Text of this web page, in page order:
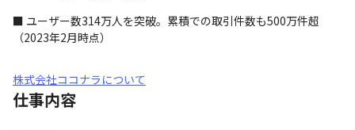
■ ユーザー数314万人を突破。累積での取引件数も500万件超
（2023年2月時点）
株式会社ココナラについて
仕事内容